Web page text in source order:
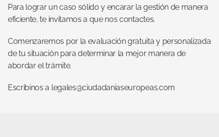
Para lograr un caso sólido y encarar la gestión de manera
eficiente, te invitamos a que nos contactes.
Comenzaremos por la evaluación gratuita y personalizada
de tu situación para determinar la mejor manera de
abordar el trámite.
Escribinos a legales@ciudadaniaseuropeas.com